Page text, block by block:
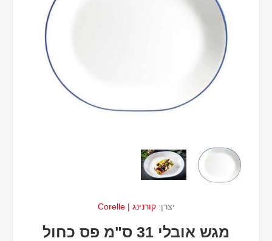
יצרן: קורנינג | Corelle
מגש אובלי 31 ס"מ פס כחול